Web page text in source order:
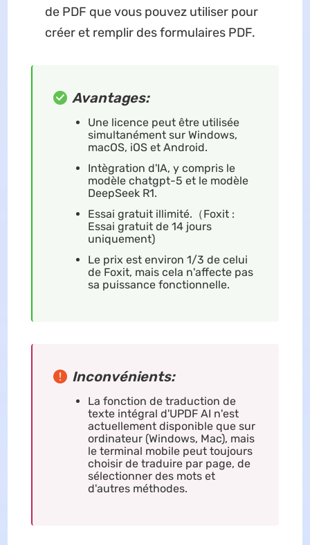
de PDF que vous pouvez utiliser pour
créer et remplir des formulaires PDF.
Avantages:
Une licence peut être utilisée
simultanément sur Windows,
macOS, iOS et Android.
Intègration d'IA, y compris le
modèle chatgpt-5 et le modèle
DeepSeek R1.
Essai gratuit illimité.（Foxit :
Essai gratuit de 14 jours
uniquement)
Le prix est environ 1/3 de celui
de Foxit, mais cela n'affecte pas
sa puissance fonctionnelle.
Inconvénients:
La fonction de traduction de
texte intégral d'UPDF AI n'est
actuellement disponible que sur
ordinateur (Windows, Mac), mais
le terminal mobile peut toujours
choisir de traduire par page, de
sélectionner des mots et
d'autres méthodes.